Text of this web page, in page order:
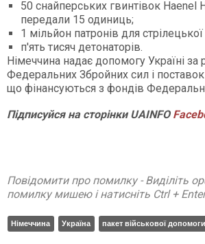
50 снайперських гвинтівок Haenel
передали 15 одиниць;
1 мільйон патронів для стрілецької
п'ять тисяч детонаторів.
Німеччина надає допомогу Україні за
Федеральних Збройних сил і
що фінансуються з фондів
Підписуйся на сторінки UAINFO
Повідомити про помилку - Виділіть
помилку мишею і натисніть Ctrl + Enter
Німеччина Україна пакет військової допомоги